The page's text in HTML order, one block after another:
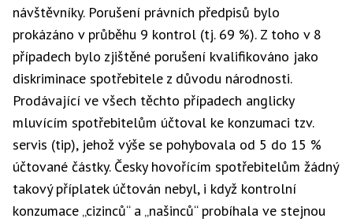
návštěvníky. Porušení právních předpisů bylo
prokázáno v průběhu 9 kontrol (tj. 69 %). Z toho v 8
případech bylo zjištěné porušení kvalifikováno jako
diskriminace spotřebitele z důvodu národnosti.
Prodávající ve všech těchto případech anglicky
mluvícím spotřebitelům účtoval ke konzumaci tzv.
servis (tip), jehož výše se pohybovala od 5 do 15 %
účtované částky. Česky hovořícím spotřebitelům žádný
takový příplatek účtován nebyl, i když kontrolní
konzumace „cizinců“ a „našinců“ probíhala ve stejnou